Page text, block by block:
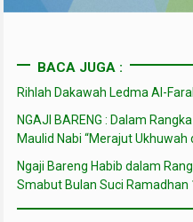
BACA JUGA :
Rihlah Dakawah Ledma Al-
NGAJI BARENG : Dalam
Maulid Nabi “Merajut
Ngaji Bareng Habib dalam
Smabut Bulan Suci Ramadhan